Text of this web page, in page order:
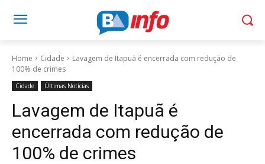
Home Cidade
Lavagem de Itapuã é encerrada com redução de
100% de crimes
Cidade Últimas Notícias
Lavagem de Itapuã é
encerrada com redução de
100% de crimes